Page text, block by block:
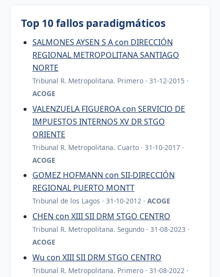
Top 10 fallos paradigmáticos
SALMONES AYSEN S A con DIRECCIÓN
REGIONAL METROPOLITANA SANTIAGO
NORTE
Tribunal R. Metropolitana. Primero · 31-12-2015 ·
ACOGE
VALENZUELA FIGUEROA con SERVICIO DE
IMPUESTOS INTERNOS XV DR STGO
ORIENTE
Tribunal R. Metropolitana. Cuarto · 31-10-2017 ·
ACOGE
GOMEZ HOFMANN con SII-DIRECCIÓN
REGIONAL PUERTO MONTT
Tribunal de los Lagos · 31-10-2012 · ACOGE
CHEN con XIII SII DRM STGO CENTRO
Tribunal R. Metropolitana. Segundo · 31-08-2023 ·
ACOGE
Wu con XIII SII DRM STGO CENTRO
Tribunal R. Metropolitana. Primero · 31-08-2022 ·